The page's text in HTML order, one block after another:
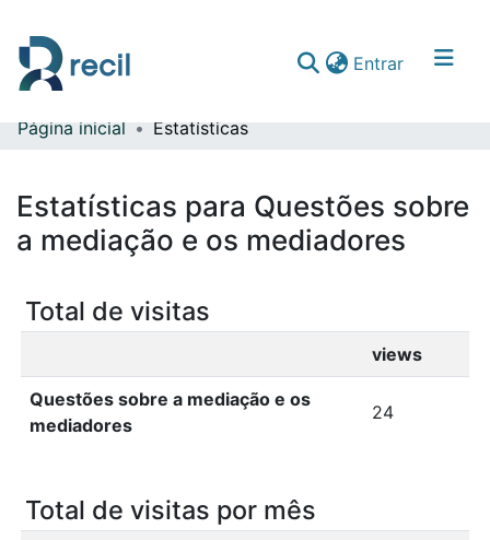
Entrar(current)
Comunidades & Coleções
Página inicial Estatísticas
Estatísticas para Questões sobre
a mediação e os mediadores
Total de visitas
views
Questões sobre a mediação e os
mediadores
24
Total de visitas por mês